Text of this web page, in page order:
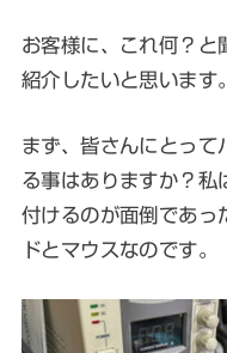
お客様に、これ何？と
紹介したいと思います。
まず、皆さんにとって
る事はありますか？私
付けるのが面倒であっ
ドとマウスなのです。